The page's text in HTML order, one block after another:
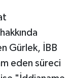
Gürlek, İBB
eden süreci